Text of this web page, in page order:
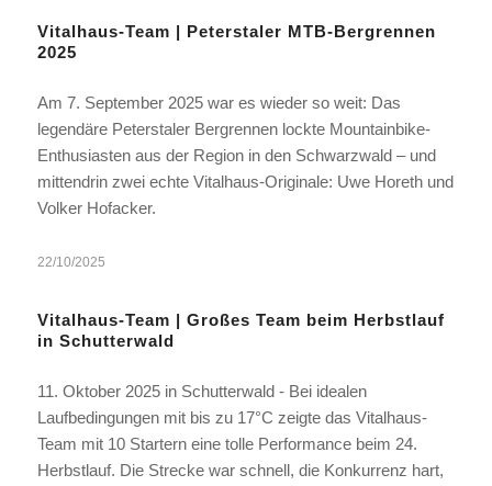
Vitalhaus-Team | Peterstaler MTB-Bergrennen
2025
Am 7. September 2025 war es wieder so weit: Das
legendäre Peterstaler Bergrennen lockte Mountainbike-
Enthusiasten aus der Region in den Schwarzwald – und
mittendrin zwei echte Vitalhaus-Originale: Uwe Horeth und
Volker Hofacker.
22/10/2025
Vitalhaus-Team | Großes Team beim Herbstlauf
in Schutterwald
11. Oktober 2025 in Schutterwald - Bei idealen
Laufbedingungen mit bis zu 17°C zeigte das Vitalhaus-
Team mit 10 Startern eine tolle Performance beim 24.
Herbstlauf. Die Strecke war schnell, die Konkurrenz hart,